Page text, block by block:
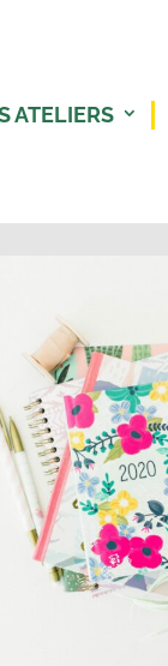
ATELIERS